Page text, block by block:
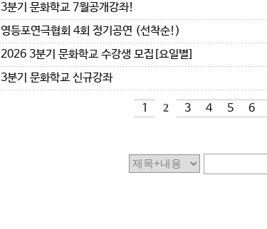
3분기 문화학교 7월공개강좌!
영등포연극협회 4회 정기공연 (선착순!)
2026 3분기 문화학교 수강생 모집[요일별]
3분기 문화학교 신규강좌
1 2 3 4 5 6